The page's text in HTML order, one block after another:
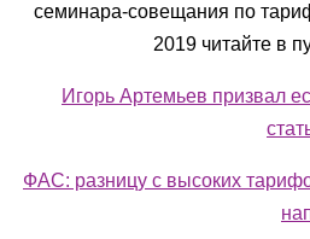
семинара-совещания по
2019 читайте в
Игорь Артемьев призвал
ФАС: разницу с высоких